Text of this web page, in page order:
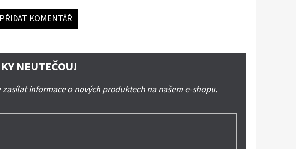
PŘIDAT KOMENTÁŘ
NEUTEČOU!
informace o nových produktech na našem e-shopu.